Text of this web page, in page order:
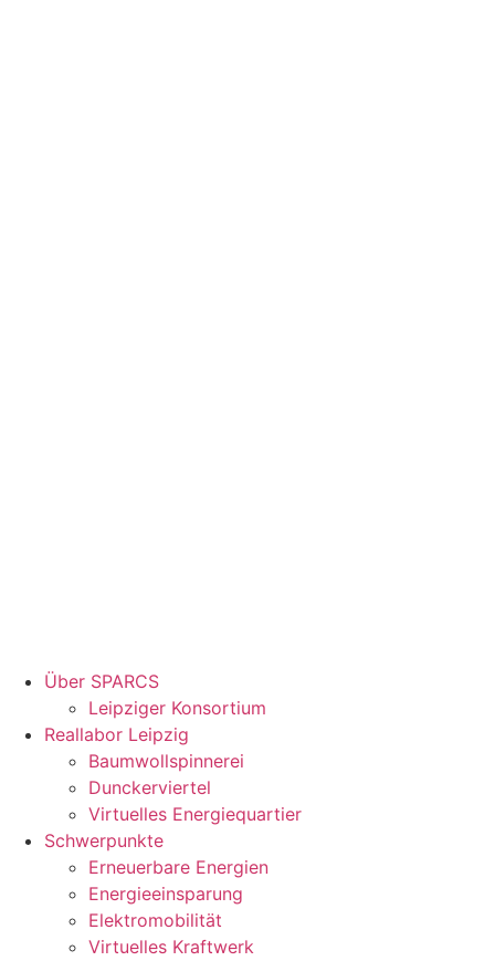
Über SPARCS
Leipziger Konsortium
Reallabor Leipzig
Baumwollspinnerei
Dunckerviertel
Virtuelles Energiequartier
Schwerpunkte
Erneuerbare Energien
Energieeinsparung
Elektromobilität
Virtuelles Kraftwerk